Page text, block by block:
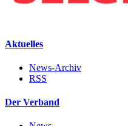
Aktuelles
News-Archiv
RSS
Der Verband